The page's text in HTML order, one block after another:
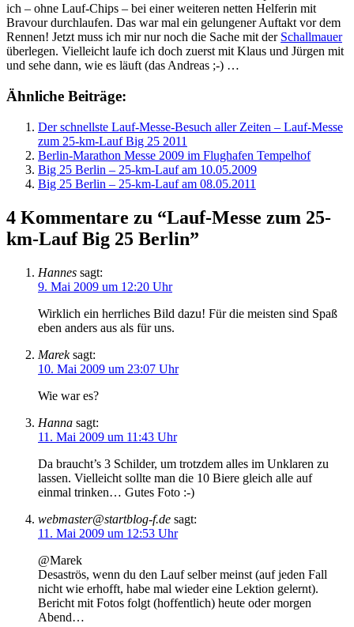
ich – ohne Lauf-Chips – bei einer weiteren netten Helferin mit
Bravour durchlaufen. Das war mal ein gelungener Auftakt vor dem
Rennen! Jetzt muss ich mir nur noch die Sache mit der Schallmauer
überlegen. Vielleicht laufe ich doch zuerst mit Klaus und Jürgen mit
und sehe dann, wie es läuft (das Andreas ;-) …
Ähnliche Beiträge:
Der schnellste Lauf-Messe-Besuch aller Zeiten – Lauf-Messe
zum 25-km-Lauf Big 25 2011
Berlin-Marathon Messe 2009 im Flughafen Tempelhof
Big 25 Berlin – 25-km-Lauf am 10.05.2009
Big 25 Berlin – 25-km-Lauf am 08.05.2011
4 Kommentare zu “Lauf-Messe zum 25-
km-Lauf Big 25 Berlin”
Hannes sagt:
9. Mai 2009 um 12:20 Uhr
Wirklich ein herrliches Bild dazu! Für die meisten sind Spaß
eben anders aus als für uns.
Marek sagt:
10. Mai 2009 um 23:07 Uhr
Wie war es?
Hanna sagt:
11. Mai 2009 um 11:43 Uhr
Da braucht’s 3 Schilder, um trotzdem alles im Unklaren zu
lassen. Vielleicht sollte man die 10 Biere gleich alle auf
einmal trinken… Gutes Foto :-)
webmaster@startblog-f.de sagt:
11. Mai 2009 um 12:53 Uhr
@Marek
Desaströs, wenn du den Lauf selber meinst (auf jeden Fall
nicht wie erhofft, habe mal wieder eine Lektion gelernt).
Bericht mit Fotos folgt (hoffentlich) heute oder morgen
Abend…